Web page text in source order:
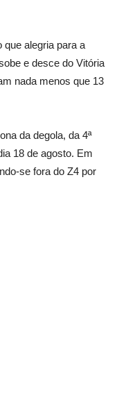
que alegria para a
e desce do Vitória
nada menos que 13
da degola, da 4ª
18 de agosto. Em
se fora do Z4 por